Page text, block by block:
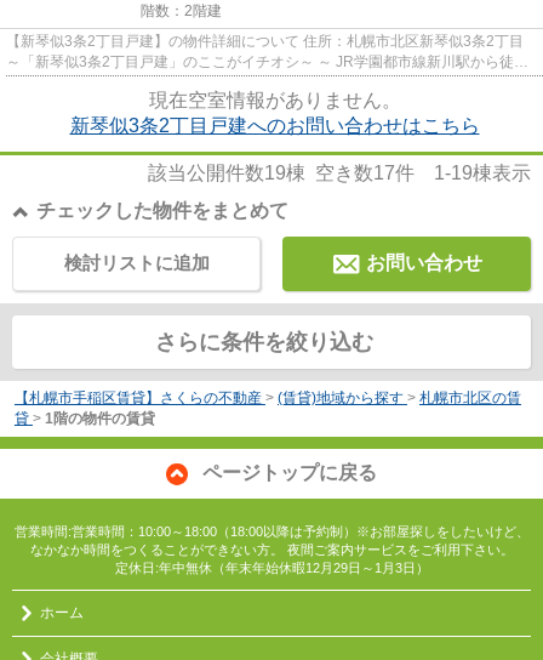
階数：2階建
【新琴似3条2丁目戸建】の物件詳細について 住所：札幌市北区新琴似3条2丁目
～「新琴似3条2丁目戸建」のここがイチオシ～ ～ JR学園都市線新川駅から徒歩
現在空室情報がありません。
新琴似3条2丁目戸建へのお問い合わせはこちら
該当公開件数19棟 空き数17件 1-19棟表示
チェックした物件をまとめて
お問い合わせ
検討リストに追加
さらに条件を絞り込む
【札幌市手稲区賃貸】さくらの不動産 > (賃貸)地域から探す > 札幌市北区の賃
貸 > 1階の物件の賃貸
ページトップに戻る
営業時間:営業時間：10:00～18:00（18:00以降は予約制）※お部屋探しをしたいけど、
なかなか時間をつくることができない方。 夜間ご案内サービスをご利用下さい。
定休日:年中無休（年末年始休暇12月29日～1月3日）
ホーム